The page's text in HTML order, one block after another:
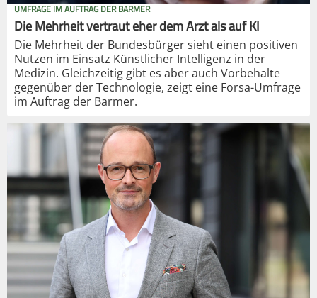
UMFRAGE IM AUFTRAG DER BARMER
Die Mehrheit vertraut eher dem Arzt als auf KI
Die Mehrheit der Bundesbürger sieht einen positiven
Nutzen im Einsatz Künstlicher Intelligenz in der
Medizin. Gleichzeitig gibt es aber auch Vorbehalte
gegenüber der Technologie, zeigt eine Forsa-Umfrage
im Auftrag der Barmer.